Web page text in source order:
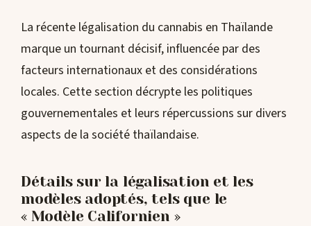
La récente légalisation du cannabis en Thaïlande
marque un tournant décisif, influencée par des
facteurs internationaux et des considérations
locales. Cette section décrypte les politiques
gouvernementales et leurs répercussions sur divers
aspects de la société thaïlandaise.
Détails sur la légalisation et les
modèles adoptés, tels que le
« Modèle Californien »